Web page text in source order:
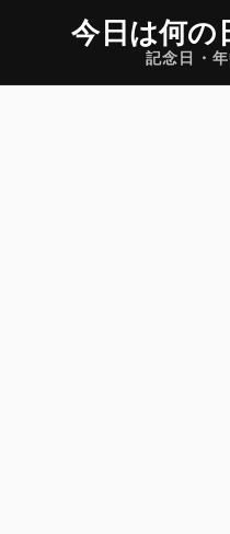
今日は何の
記念日・